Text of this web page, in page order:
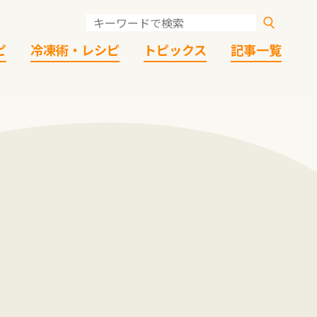
冷凍術・レシピ トピックス 記事一覧